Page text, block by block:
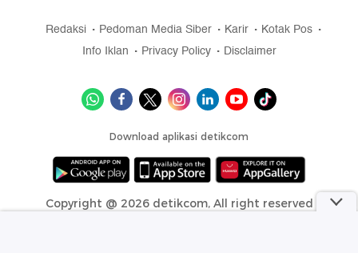
Redaksi Pedoman Media Siber Karir
Kotak Pos
Info Iklan
Privacy Policy Disclaimer
Download aplikasi detikcom
Copyright @ 2026 detikcom, All right reserved